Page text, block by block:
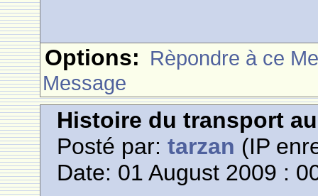
Options: Rèpondre à ce
Message
Histoire du transport
Posté par:tarzan (IP
Date: 01 August 2009 :